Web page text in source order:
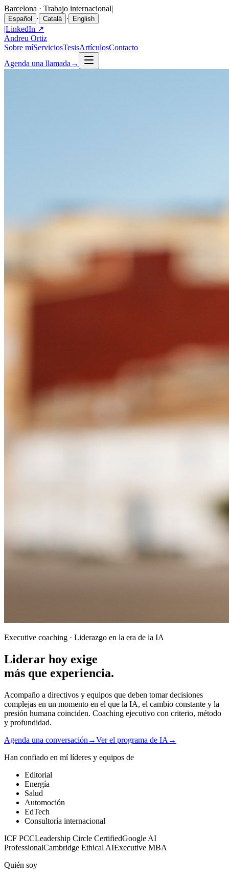
Barcelona · Trabajo internacional|
Español · Català · English
|LinkedIn ↗
Andreu Ortiz
Sobre míServiciosTesisArtículosContacto
Agenda una llamada →
Executive coaching · Liderazgo en la era de la IA
Liderar hoy exige
más que experiencia.
Acompaño a directivos y equipos que deben tomar decisiones
complejas en un momento en el que la IA, el cambio constante y la
presión humana coinciden. Coaching ejecutivo con criterio, método
y profundidad.
Agenda una conversación →Ver el programa de IA →
Han confiado en mí líderes y equipos de
Editorial
Energía
Salud
Automoción
EdTech
Consultoría internacional
ICF PCCLeadership Circle CertifiedGoogle AI
ProfessionalCambridge Ethical AIExecutive MBA
Quién soy